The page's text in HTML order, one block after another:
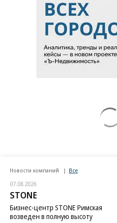
Путин
Зеленский
Заставим
дал